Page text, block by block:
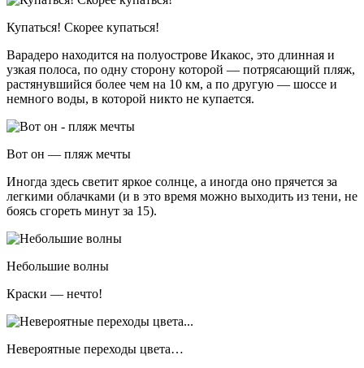
Купаться! Скорее купаться!
Варадеро находится на полуострове Икакос, это длинная и
узкая полоса, по одну сторону которой — потрясающий пляж,
растянувшийся более чем на 10 км, а по другую — шоссе и
немного воды, в которой никто не купается.
Вот он — пляж мечты
Иногда здесь светит яркое солнце, а иногда оно прячется за
легкими облачками (и в это время можно выходить из тени, не
боясь сгореть минут за 15).
Небольшие волны
Краски — нечто!
Невероятные переходы цвета…